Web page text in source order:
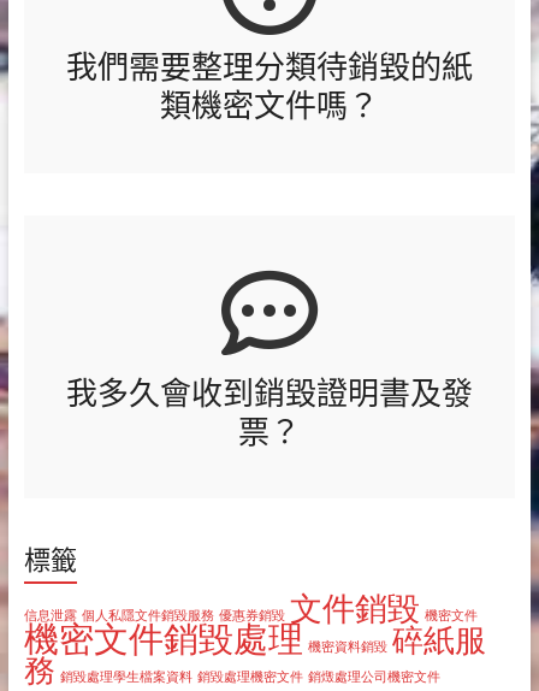
我們需要整理分類待銷毀的紙
類機密文件嗎？
我多久會收到銷毀證明書及發
票？
標籤
信息泄露 個人私隱文件銷毀服務 優惠券銷毀 文件銷毀 機密文件
機密文件銷毀處理 機密資料銷毀 碎紙服
務 銷毀處理學生檔案資料 銷毀處理機密文件 銷燬處理公司機密文件